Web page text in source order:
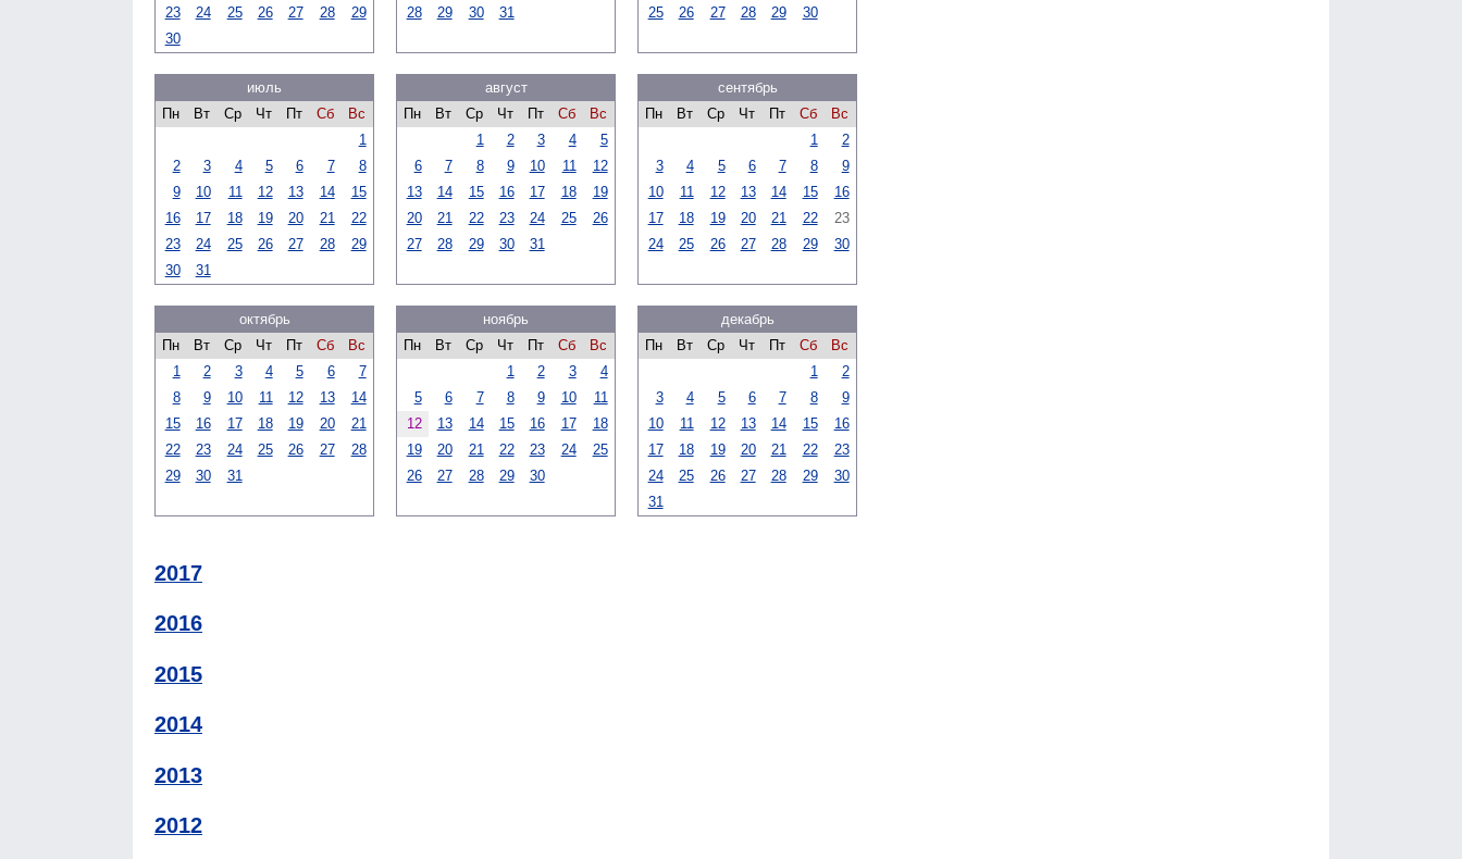
23
24 25 26 27 28
29
30
28
29 30 31
25
26 27 28 29 30
июль
Пн
Вт Ср Чт Пт Сб
Вс
1
2
3 4 5 6 7
8
9
10 11 12 13 14
15
16
17 18 19 20 21
22
23
24 25 26 27 28
29
30
31
август
Пн
Вт Ср Чт Пт Сб
Вс
1
2 3 4
5
6
7 8 9 10 11
12
13
14 15 16 17 18
19
20
21 22 23 24 25
26
27
28 29 30 31
сентябрь
Пн
Вт Ср Чт Пт Сб
Вс
1
2
3
4 5 6 7 8
9
10
11 12 13 14 15
16
17
18 19 20 21 22
23
24
25 26 27 28 29 30
октябрь
Пн
Вт Ср Чт Пт Сб
Вс
1
2 3 4 5 6
7
8
9 10 11 12 13
14
15
16 17 18 19 20
21
22
23 24 25 26 27
28
29
30 31
ноябрь
Пн
Вт Ср Чт Пт Сб
Вс
1
2 3
4
5
6 7 8 9 10
11
12
13 14 15 16 17
18
19
20 21 22 23 24
25
26
27 28 29 30
декабрь
Пн
Вт Ср Чт Пт Сб
Вс
1
2
3
4 5 6 7 8
9
10
11 12 13 14 15
16
17
18 19 20 21 22
23
24
25 26 27 28 29
30
31
2017
2016
2015
2014
2013
2012